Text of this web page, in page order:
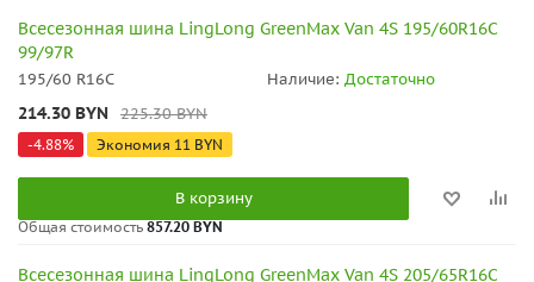
Всесезонная шина LingLong GreenMax Van 4S 195/60R16C
99/97R
195/60 R16C Наличие: Достаточно
214.30 BYN 225.30BYN
-4.88% Экономия 11 BYN
В корзину
Общая стоимость 857.20 BYN
Всесезонная шина LingLong GreenMax Van 4S 205/65R16C